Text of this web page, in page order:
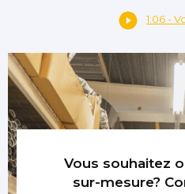
1:06 -
Vous souhaitez
sur-mesure?